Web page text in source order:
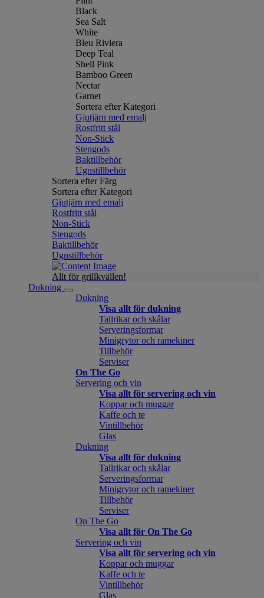
Black
Sea Salt
White
Bleu Riviera
Deep Teal
Shell Pink
Bamboo Green
Nectar
Garnet
Sortera efter Kategori
Gjutjärn med emalj
Rostfritt stål
Non-Stick
Stengods
Baktillbehör
Ugnstillbehör
Sortera efter Färg
Sortera efter Kategori
Gjutjärn med emalj
Rostfritt stål
Non-Stick
Stengods
Baktillbehör
Ugnstillbehör
Allt för grillkvällen!
Dukning
Dukning
Visa allt för dukning
Tallrikar och skålar
Serveringsformar
Minigrytor och ramekiner
Tillbehör
Serviser
On The Go
Servering och vin
Visa allt för servering och vin
Koppar och muggar
Kaffe och te
Vintillbehör
Glas
Dukning
Visa allt för dukning
Tallrikar och skålar
Serveringsformar
Minigrytor och ramekiner
Tillbehör
Serviser
On The Go
Visa allt för On The Go
Servering och vin
Visa allt för servering och vin
Koppar och muggar
Kaffe och te
Vintillbehör
Glas